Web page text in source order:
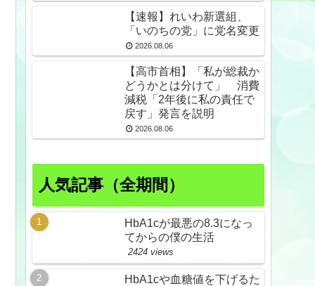
【速報】れいわ新選組、
「いのちの党」に党名変更
2026.08.06
【高市首相】「私が総裁か
どうかとは分けて」 消費
減税「2年後に私の責任で
戻す」発言を説明
2026.08.06
人気記事（全期間）
HbA1cが最悪の8.3になっ
てからの僕の生活
2424 views
HbA1cや血糖値を下げるた